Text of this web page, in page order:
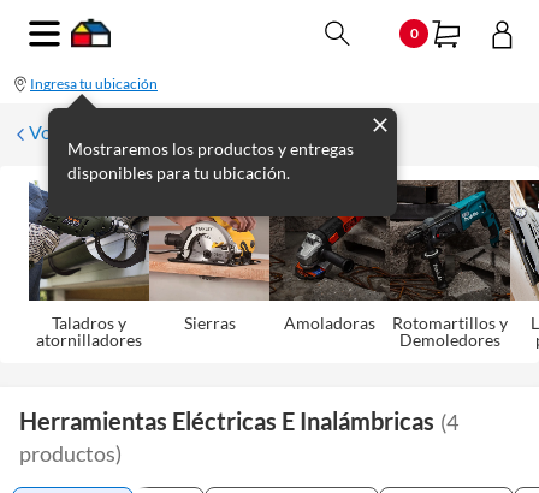
0
Ingresa tu ubicación
Mostraremos los productos y entregas
disponibles para tu ubicación.
Volver
Taladros y
atornilladores
Sierras Amoladoras
Rotomartillos y
Demoledores
Herramientas Eléctricas E Inalámbricas (4
productos)